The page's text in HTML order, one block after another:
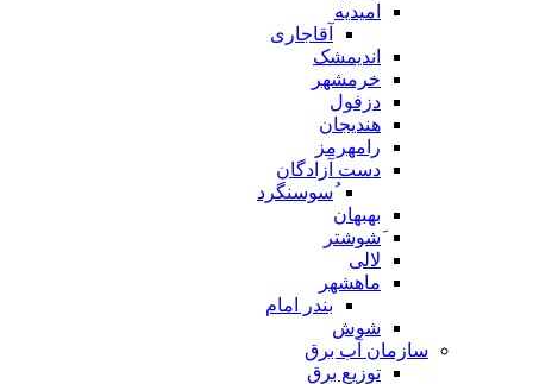
امیدیه
آقاجاری
اندیمشک
خرمشهر
دزفول
هندیجان
رامهرمز
دست آزادگان
ُسوسنگرد
بهبهان
َشوشتر
لالی
ماهشهر
بندر امام
شوش
سازمان آب برق
توزیع برق